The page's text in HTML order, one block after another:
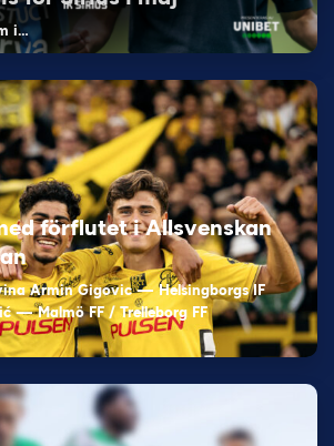
i…
förflutet i Allsvenskan
Armin Gigovic — Helsingborgs IF
— Malmö FF / Trelleborg FF